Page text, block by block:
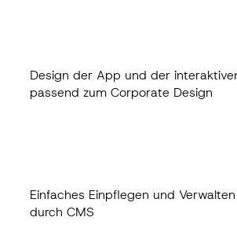
Design der App und der
passend zum Corporate Design
Einfaches Einpflegen und
durch CMS